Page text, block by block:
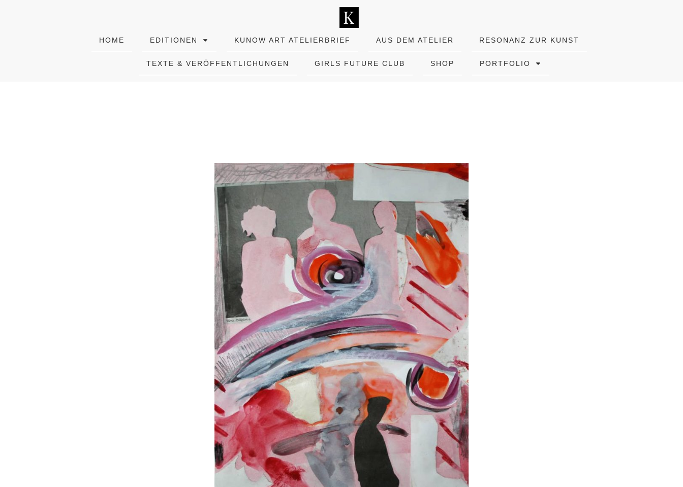
HOME EDITIONEN KUNOW ART ATELIERBRIEF AUS DEM ATELIER RESONANZ ZUR KUNST
TEXTE & VERÖFFENTLICHUNGEN GIRLS FUTURE CLUB SHOP PORTFOLIO